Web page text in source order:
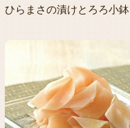
ひらまさの漬けとろろ小鉢